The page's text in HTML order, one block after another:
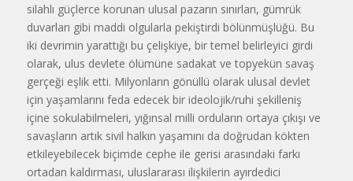
silahlı güçlerce korunan ulusal pazarın sınırları, gümrük
duvarları gibi maddi olgularla pekiştirdi bölünmüşlüğü. Bu
iki devrimin yarattığı bu çelişkiye, bir temel belirleyici girdi
olarak, ulus devlete ölümüne sadakat ve topyekün savaş
gerçeği eşlik etti. Milyonların gönüllü olarak ulusal devlet
için yaşamlarını feda edecek bir ideolojik/ruhi şekilleniş
içine sokulabilmeleri, yığınsal milli orduların ortaya çıkışı ve
savaşların artık sivil halkın yaşamını da doğrudan kökten
etkileyebilecek biçimde cephe ile gerisi arasındaki farkı
ortadan kaldırması, uluslararası ilişkilerin ayırdedici